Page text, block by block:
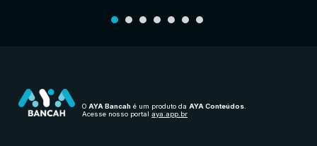
O AYA Bancah é um produto da AYA Conteúdos
Acesse nosso portal aya.app.br